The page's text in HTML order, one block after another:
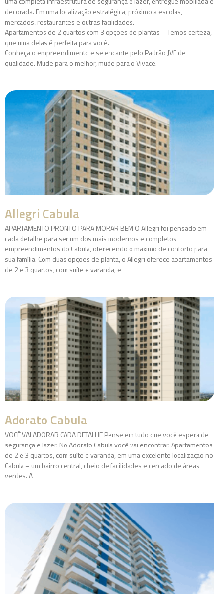
decorada. Em uma localização estratégica, próximo a escolas,
mercados, restaurantes e outras facilidades.
Apartamentos de 2 quartos com 3 opções de plantas – Temos certeza,
que uma delas é perfeita para você.
Conheça o empreendimento e se encante pelo Padrão JVF de
qualidade. Mude para o melhor, mude para o Vivace.
Allegri Cabula
APARTAMENTO PRONTO PARA MORAR BEM O Allegri foi pensado em
cada detalhe para ser um dos mais modernos e completos
empreendimentos do Cabula, oferecendo o máximo de conforto para
sua família. Com duas opções de planta, o Allegri oferece apartamentos
de 2 e 3 quartos, com suíte e varanda, e
Adorato Cabula
VOCÊ VAI ADORAR CADA DETALHE Pense em tudo que você espera de
segurança e lazer. No Adorato Cabula você vai encontrar. Apartamentos
de 2 e 3 quartos, com suíte e varanda, em uma excelente localização no
Cabula – um bairro central, cheio de facilidades e cercado de áreas
verdes. A